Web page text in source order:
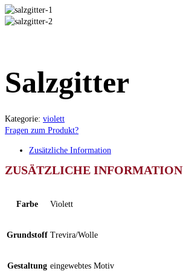
Salzgitter
Kategorie: violett
Fragen zum Produkt?
Zusätzliche Information
ZUSÄTZLICHE INFORMATION
Farbe Violett
Grundstoff Trevira/Wolle
Gestaltung eingewebtes Motiv